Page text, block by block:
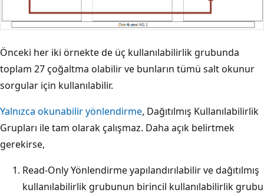
Önceki her iki örnekte de üç kullanılabilirlik grubunda
toplam 27 çoğaltma olabilir ve bunların tümü salt okunur
sorgular için kullanılabilir.
Yalnızca okunabilir yönlendirme, Dağıtılmış Kullanılabilirlik
Grupları ile tam olarak çalışmaz. Daha açık belirtmek
gerekirse,
Read-Only Yönlendirme yapılandırılabilir ve dağıtılmış
kullanılabilirlik grubunun birincil kullanılabilirlik grubu